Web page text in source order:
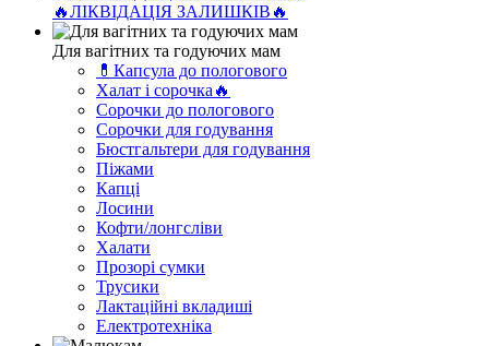
🔥ЛІКВІДАЦІЯ ЗАЛИШКІВ🔥
Для вагітних та годуючих мам
💊Капсула до пологового
Халат і сорочка🔥
Сорочки до пологового
Сорочки для годування
Бюстгальтери для годування
Піжами
Капці
Лосини
Кофти/лонгсліви
Халати
Прозорі сумки
Трусики
Лактаційні вкладиші
Електротехніка